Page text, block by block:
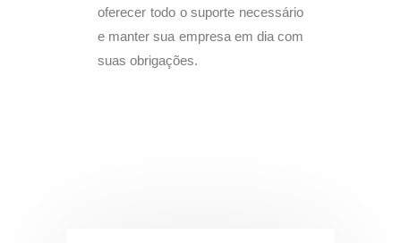
oferecer todo o suporte necessário
e manter sua empresa em dia com
suas obrigações.